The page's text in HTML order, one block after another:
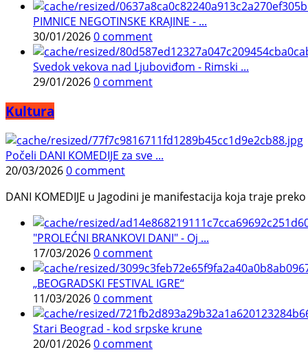
PIMNICE NEGOTINSKE KRAJINE - ...
30/01/20260 comment
Svedok vekova nad Ljuboviđom - Rimski ...
29/01/20260 comment
Kultura
Počeli DANI KOMEDIJE za sve ...
20/03/20260 comment
DANI KOMEDIJE u Jagodini je manifestacija koja traje
"PROLEĆNI BRANKOVI DANI" - Oj ...
17/03/20260 comment
„BEOGRADSKI FESTIVAL IGRE“
11/03/20260 comment
Stari Beograd - kod srpske krune
20/01/20260 comment